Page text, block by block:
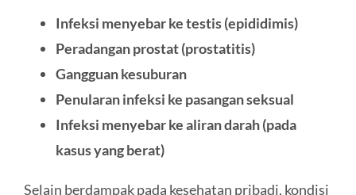
Infeksi menyebar ke testis (epididimis)
Peradangan prostat (prostatitis)
Gangguan kesuburan
Penularan infeksi ke pasangan seksual
Infeksi menyebar ke aliran darah (pada
kasus yang berat)
Selain berdampak pada kesehatan pribadi, kondisi